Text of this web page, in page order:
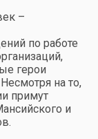
–
по работе
герои
на то,
примут
и